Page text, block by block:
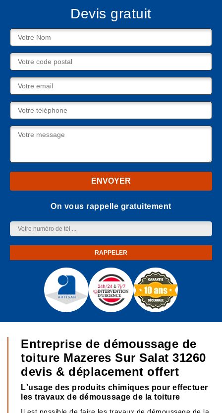
Devis gratuit
On vous rappelle gratuitement
Entreprise de démoussage de
toiture Mazeres Sur Salat 31260
devis & déplacement offert
L'usage des produits chimiques pour effectuer
les travaux de démoussage de la toiture